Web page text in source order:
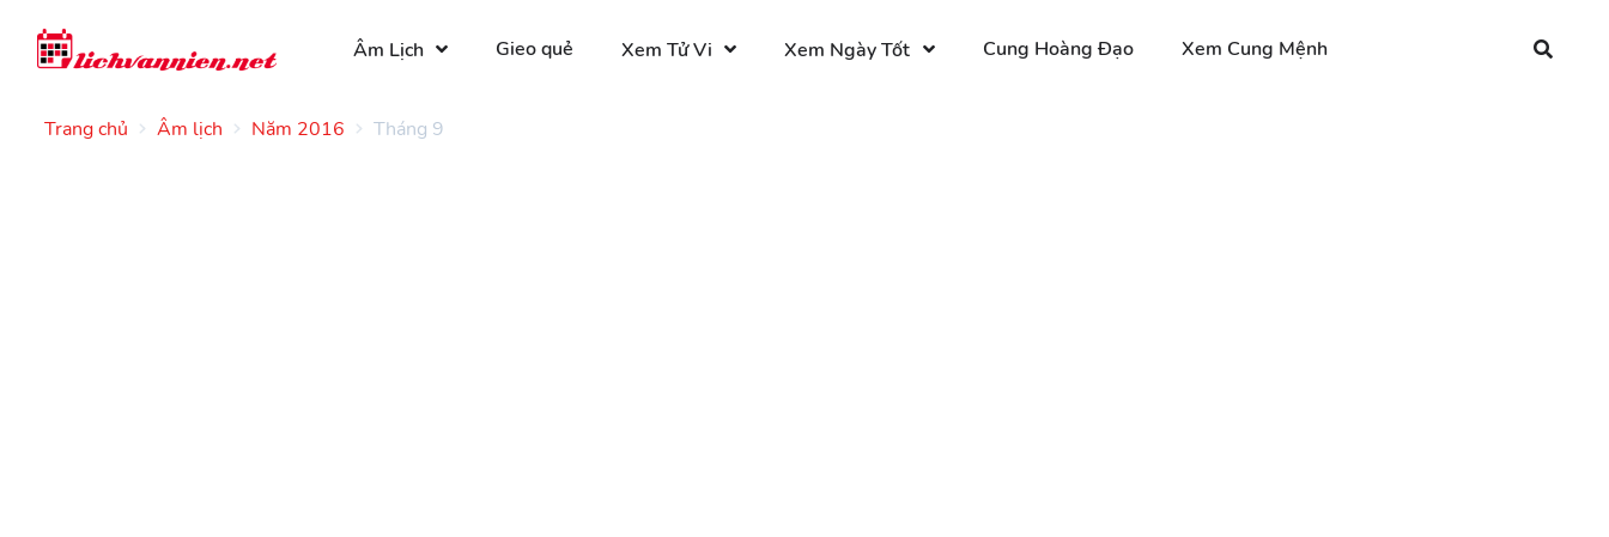
Âm Lịch Gieo quẻ Xem Tử Vi Xem Ngày Tốt Cung Hoàng Đạo Xem Cung Mệnh
Trang chủ Âm lịch Năm 2016 Tháng 9